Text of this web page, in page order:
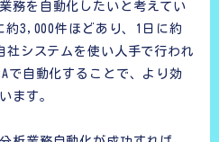
務を自動化したいと考えてい
3,000件ほどあり、1日に約
社システムを使い人手で行われ
で自動化することで、より効
ます。